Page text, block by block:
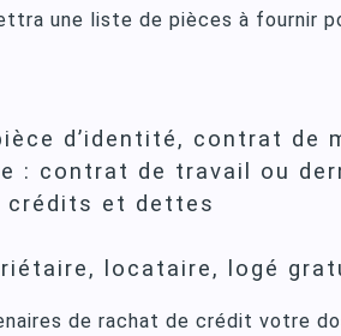
une liste de pièces à fournir
d’identité, contrat de
: contrat de travail ou
crédits et dettes
locataire, logé
de rachat de crédit votre